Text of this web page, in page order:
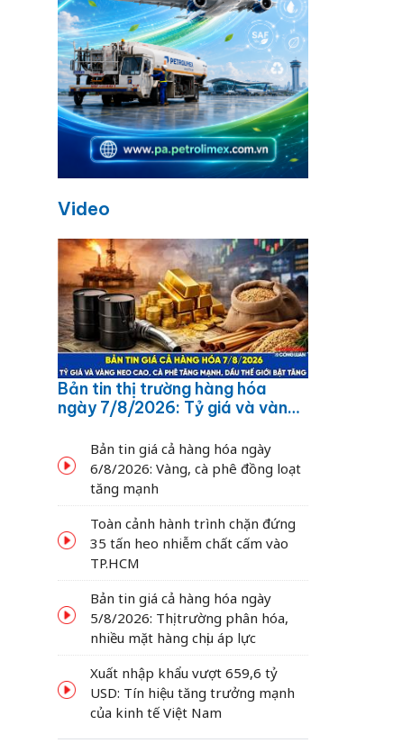
Video
Bản tin thị trường hàng hóa
ngày 7/8/2026: Tỷ giá và vàng
dầu thế giới bật tăng
Bản tin giá cả hàng hóa ngày
6/8/2026: Vàng, cà phê đồng loạt
tăng mạnh
Toàn cảnh hành trình chặn đứng
35 tấn heo nhiễm chất cấm vào
TP.HCM
Bản tin giá cả hàng hóa ngày
5/8/2026: Thị trường phân hóa,
nhiều mặt hàng chịu áp lực
Xuất nhập khẩu vượt 659,6 tỷ
USD: Tín hiệu tăng trưởng mạnh
của kinh tế Việt Nam